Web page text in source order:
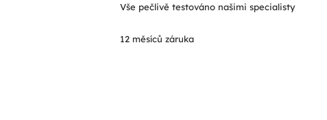
Vše pečlivě testováno našimi specialisty
12 měsíců záruka